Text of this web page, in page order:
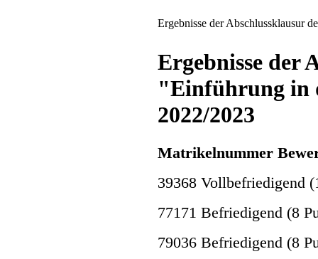
Ergebnisse der Abschlussklausur
Ergebnisse der
"Einführung in
2022/2023
Matrikelnummer
39368 Vollbefriedigend
77171 Befriedigend (8
79036 Befriedigend (8